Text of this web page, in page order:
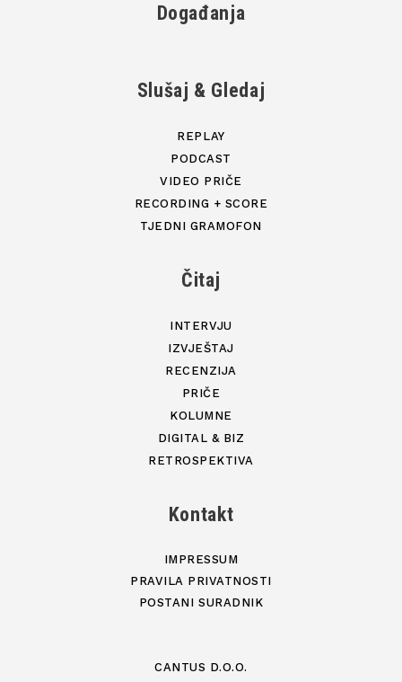
Događanja
Slušaj & Gledaj
REPLAY
PODCAST
VIDEO PRIČE
RECORDING + SCORE
TJEDNI GRAMOFON
Čitaj
INTERVJU
IZVJEŠTAJ
RECENZIJA
PRIČE
KOLUMNE
DIGITAL & BIZ
RETROSPEKTIVA
Kontakt
IMPRESSUM
PRAVILA PRIVATNOSTI
POSTANI SURADNIK
CANTUS D.O.O.